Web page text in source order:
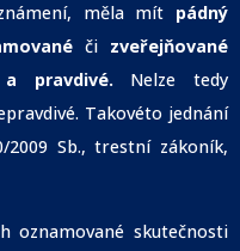
měla mít pádný
či zveřejňované
pravdivé.Nelze tedy
Takovéto jednání
Sb., trestní zákoník,
oznamované skutečnosti